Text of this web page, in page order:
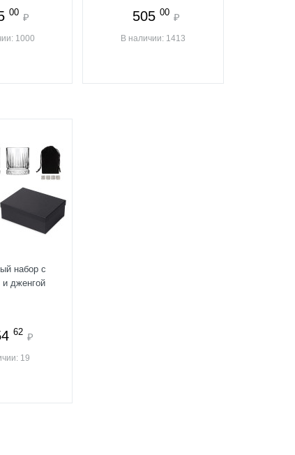
00 ₽
1000
505 00 ₽
В наличии: 1413
набор с
дженгой
62 ₽
19